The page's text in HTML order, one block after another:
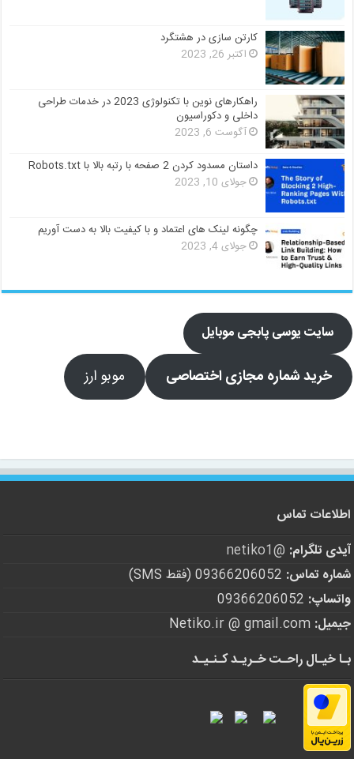
کارتن سازی در هشتگرد
اکتبر 26, 2023
راهکارهای نوین با تکنولوژی 2023 در خدمات طراحی
داخلی و دکوراسیون
آگوست 6, 2023
داستان مسدود کردن 2 صفحه با رتبه بالا با Robots.txt
جولای 10, 2023
چگونه لینک های اعتماد و با کیفیت بالا به دست آوریم
جولای 4, 2023
سایت یوسی پابجی موبایل
خرید شماره مجازی اختصاصی موبو ارز
اطلاعات تماس
آیدی تلگرام: @netiko1
شماره تماس:
واتساپ:
جیمیل:
بـا خیـال راحـت خـریـد کـنـیـد